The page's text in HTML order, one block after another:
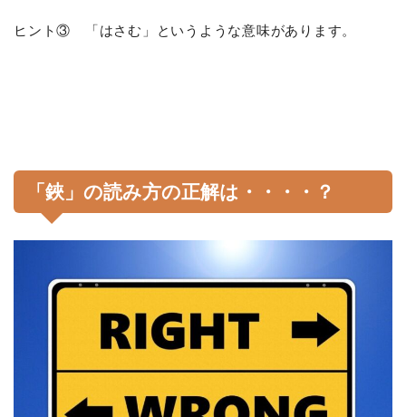
ヒント③ 「はさむ」というような意味があります。
「鋏」の読み方の正解は・・・・？